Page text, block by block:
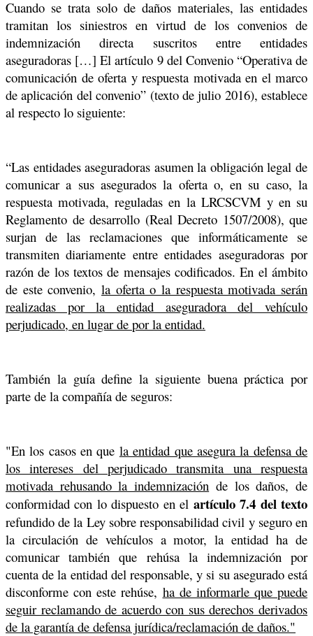
Cuando se trata solo de daños materiales, las entidades
tramitan los siniestros en virtud de los convenios de
indemnización directa suscritos entre entidades
aseguradoras […] El artículo 9 del Convenio “Operativa de
comunicación de oferta y respuesta motivada en el marco
de aplicación del convenio” (texto de julio 2016), establece
al respecto lo siguiente:
“Las entidades aseguradoras asumen la obligación legal de
comunicar a sus asegurados la oferta o, en su caso, la
respuesta motivada, reguladas en la LRCSCVM y en su
Reglamento de desarrollo (Real Decreto 1507/2008), que
surjan de las reclamaciones que informáticamente se
transmiten diariamente entre entidades aseguradoras por
razón de los textos de mensajes codificados. En el ámbito
de este convenio, la oferta o la respuesta motivada serán
realizadas por la entidad aseguradora del vehículo
perjudicado, en lugar de por la entidad.
También la guía define la siguiente buena práctica por
parte de la compañía de seguros:
"En los casos en que la entidad que asegura la defensa de
los intereses del perjudicado transmita una respuesta
motivada rehusando la indemnización de los daños, de
conformidad con lo dispuesto en el artículo 7.4 del texto
refundido de la Ley sobre responsabilidad civil y seguro en
la circulación de vehículos a motor, la entidad ha de
comunicar también que rehúsa la indemnización por
cuenta de la entidad del responsable, y si su asegurado está
disconforme con este rehúse, ha de informarle que puede
seguir reclamando de acuerdo con sus derechos derivados
de la garantía de defensa jurídica/reclamación de daños."